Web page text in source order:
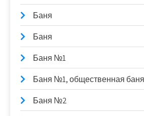
Баня
Баня
Баня №1
Баня №1, общественная баня
Баня №2